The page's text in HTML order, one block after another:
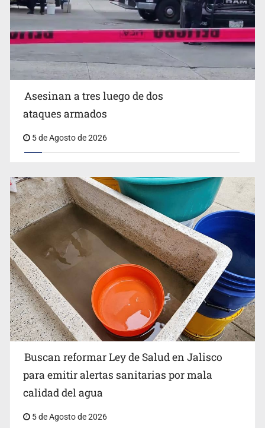
Vinculan a responsable de homicidio registrado en 2025
en Tlaquepaque
Estados Unidos suspende actividades en Michoacán y
frena importación de aguacate
Estados Unidos eleva recompensas contra líderes del
Asesinan a tres luego de dos
ataques armados
5 de Agosto de 2026
Buscan reformar Ley de Salud en Jalisco
para emitir alertas sanitarias por mala
calidad del agua
5 de Agosto de 2026